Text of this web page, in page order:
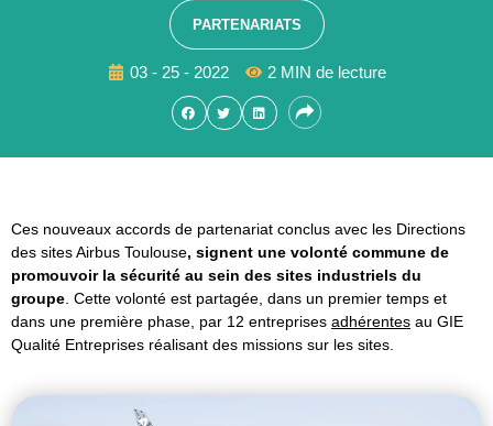
PARTENARIATS
03 - 25 - 2022 2 MIN de lecture
Ces nouveaux accords de partenariat conclus avec les Directions
des sites Airbus Toulouse, signent une volonté commune de
promouvoir la sécurité au sein des sites industriels du
groupe. Cette volonté est partagée, dans un premier temps et
dans une première phase, par 12 entreprises adhérentes au GIE
Qualité Entreprises réalisant des missions sur les sites.